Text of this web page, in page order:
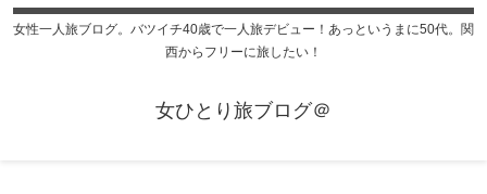
女性一人旅ブログ。バツイチ40歳で一人旅デビュー！あっというまに50代。関
西からフリーに旅したい！
女ひとり旅ブログ＠